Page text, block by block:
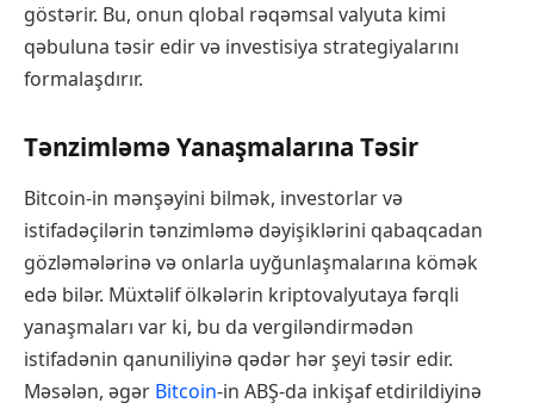
göstərir. Bu, onun qlobal rəqəmsal valyuta kimi
qəbuluna təsir edir və investisiya strategiyalarını
formalaşdırır.
Tənzimləmə Yanaşmalarına Təsir
Bitcoin-in mənşəyini bilmək, investorlar və
istifadəçilərin tənzimləmə dəyişiklərini qabaqcadan
gözləmələrinə və onlarla uyğunlaşmalarına kömək
edə bilər. Müxtəlif ölkələrin kriptovalyutaya fərqli
yanaşmaları var ki, bu da vergiləndirmədən
istifadənin qanuniliyinə qədər hər şeyi təsir edir.
Məsələn, əgər Bitcoin-in ABŞ-da inkişaf etdirildiyinə